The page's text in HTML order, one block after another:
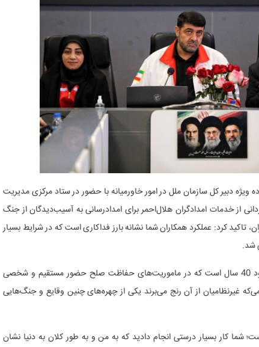
ویژه دبیر کل سازمان ملل در امور خاورمیانه با حضور در ستاد مرکزی مدیریت
از خدمات امدادگران هلال‌احمر برای امدادرسانی به آسیب‌دیدگان از جنگ
تاکید کرد: عملکرد همکاران شما نشانه بارز فداکاری است که در شرایط بسیار
آرنو ادامه داد: شخصا تقریبا حدود 40 سال است که در ماموریت‌های حفاظت صلح حضور مستقیم و شخصی
غیرنظامیان از آن رنج می‌برند یکی از چهره‌های چنین وقایع و جنگ‌هایی
شما کار بسیار درستی انجام دادید که به من و به طور کلان به دنیا نشان